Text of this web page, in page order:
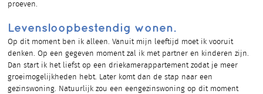
proeven.
Levensloopbestendig wonen.
Op dit moment ben ik alleen. Vanuit mijn leeftijd moet ik vooruit
denken. Op een gegeven moment zal ik met partner en kinderen zijn.
Dan start ik het liefst op een driekamerappartement zodat je meer
groeimogelijkheden hebt. Later komt dan de stap naar een
gezinswoning. Natuurlijk zou een eengezinswoning op dit moment